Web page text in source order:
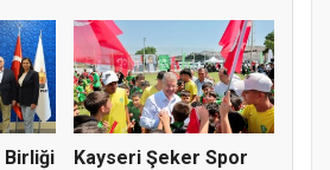
Birliği
Kayseri Şeker Spor